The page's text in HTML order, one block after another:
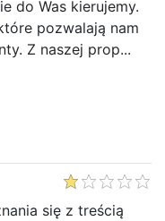
do Was kierujemy.
pozwalają nam
Z naszej prop...
się z treścią